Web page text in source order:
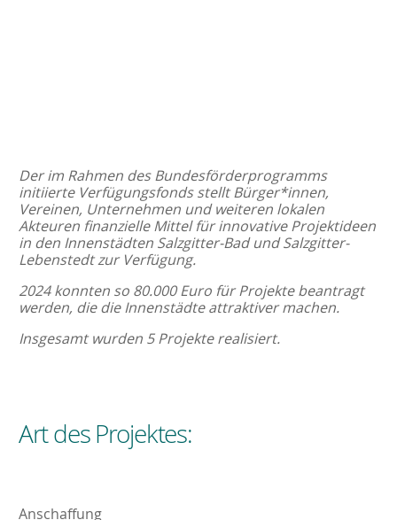
Der im Rahmen des Bundesförderprogramms
initiierte Verfügungsfonds stellt Bürger*innen,
Vereinen, Unternehmen und weiteren lokalen
Akteuren finanzielle Mittel für innovative Projektideen
in den Innenstädten Salzgitter-Bad und Salzgitter-
Lebenstedt zur Verfügung.
2024 konnten so 80.000 Euro für Projekte beantragt
werden, die die Innenstädte attraktiver machen.
Insgesamt wurden 5 Projekte realisiert.
Art des Projektes:
Anschaffung